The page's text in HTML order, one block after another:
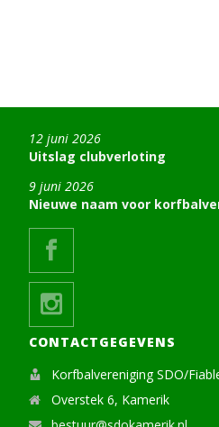
Uitslag clubverloting
12 juni 2026
Nieuwe naam voor
9 juni 2026
CONTACTGEGEVENS
Korfbalvereniging SDO/
Overstek 6, Kamerik